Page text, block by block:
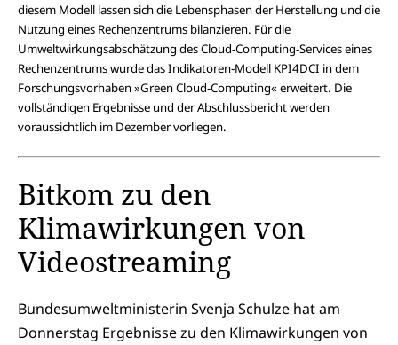
diesem Modell lassen sich die Lebensphasen der Herstellung und die
Nutzung eines Rechenzentrums bilanzieren. Für die
Umweltwirkungsabschätzung des Cloud-Computing-Services eines
Rechenzentrums wurde das Indikatoren-Modell KPI4DCI in dem
Forschungsvorhaben »Green Cloud-Computing« erweitert. Die
vollständigen Ergebnisse und der Abschlussbericht werden
voraussichtlich im Dezember vorliegen.
Bitkom zu den
Klimawirkungen von
Videostreaming
Bundesumweltministerin Svenja Schulze hat am
Donnerstag Ergebnisse zu den Klimawirkungen von